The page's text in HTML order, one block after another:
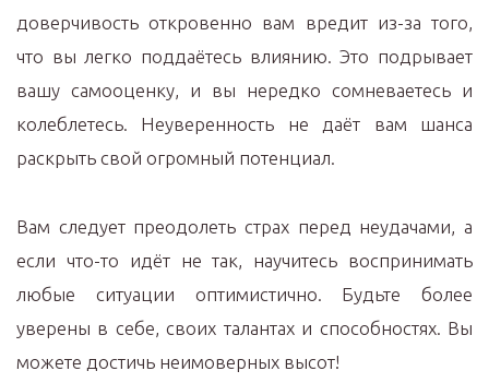
доверчивость откровенно вам вредит из-за того,
что вы легко поддаётесь влиянию. Это подрывает
вашу самооценку, и вы нередко сомневаетесь и
колеблетесь. Неуверенность не даёт вам шанса
раскрыть свой огромный потенциал.
Вам следует преодолеть страх перед неудачами, а
если что-то идёт не так, научитесь воспринимать
любые ситуации оптимистично. Будьте более
уверены в себе, своих талантах и способностях. Вы
можете достичь неимоверных высот!